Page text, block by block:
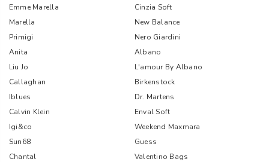
Emme Marella
Cinzia Soft
Marella
New Balance
Primigi
Nero Giardini
Anita
Albano
Liu Jo
L'amour By Albano
Callaghan
Birkenstock
Iblues
Dr. Martens
Calvin Klein
Enval Soft
Igi&co
Weekend Maxmara
Sun68
Guess
Chantal
Valentino Bags